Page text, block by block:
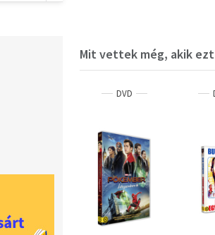
Mit vettek még, akik
DVD